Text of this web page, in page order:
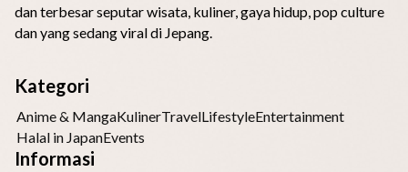
dan terbesar seputar wisata, kuliner, gaya hidup, pop culture
dan yang sedang viral di Jepang.
Kategori
Anime & MangaKulinerTravelLifestyleEntertainment
Halal in JapanEvents
Informasi